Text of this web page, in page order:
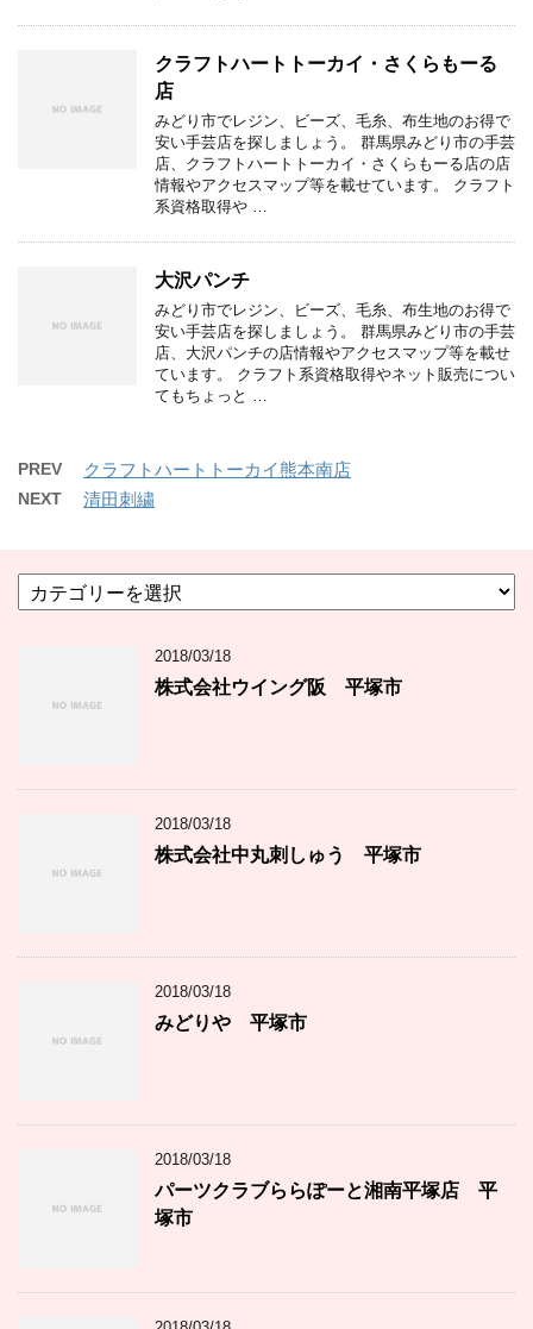
クラフトハートトーカイ・さくらもーる
店
みどり市でレジン、ビーズ、毛糸、布生地のお得で
安い手芸店を探しましょう。 群馬県みどり市の手芸
店、クラフトハートトーカイ・さくらもーる店の店
情報やアクセスマップ等を載せています。 クラフト
系資格取得や …
大沢パンチ
みどり市でレジン、ビーズ、毛糸、布生地のお得で
安い手芸店を探しましょう。 群馬県みどり市の手芸
店、大沢パンチの店情報やアクセスマップ等を載せ
ています。 クラフト系資格取得やネット販売につい
てもちょっと …
PREV クラフトハートトーカイ熊本南店
NEXT 清田刺繍
テ
2018/03/18
株式会社ウイング阪 平塚市
2018/03/18
株式会社中丸刺しゅう 平塚市
2018/03/18
みどりや 平塚市
2018/03/18
パーツクラブららぽーと湘南平塚店 平
塚市